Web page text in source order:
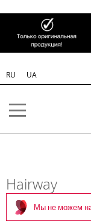
Skip to
RU UA
Hairway
Мы не можем